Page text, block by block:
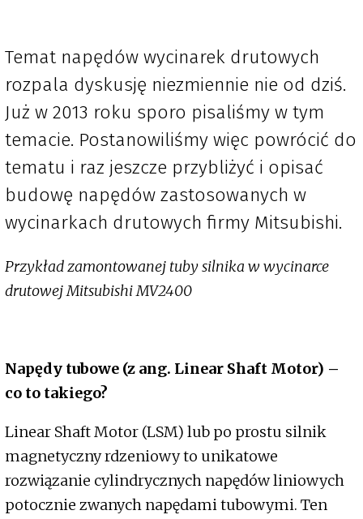
Temat napędów wycinarek drutowych
rozpala dyskusję niezmiennie nie od dziś.
Już w 2013 roku sporo pisaliśmy w tym
temacie. Postanowiliśmy więc powrócić do
tematu i raz jeszcze przybliżyć i opisać
budowę napędów zastosowanych w
wycinarkach drutowych firmy Mitsubishi.
Przykład zamontowanej tuby silnika w wycinarce
drutowej Mitsubishi MV2400
Napędy tubowe (z ang. Linear Shaft Motor) –
co to takiego?
Linear Shaft Motor (LSM) lub po prostu silnik
magnetyczny rdzeniowy to unikatowe
rozwiązanie cylindrycznych napędów liniowych
potocznie zwanych napędami tubowymi. Ten